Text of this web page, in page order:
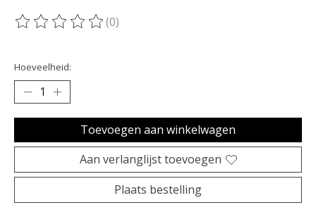
De beoordeling van dit product is
(0)
Hoeveelheid:
Toevoegen aan winkelwagen
Aan verlanglijst toevoegen
Plaats bestelling